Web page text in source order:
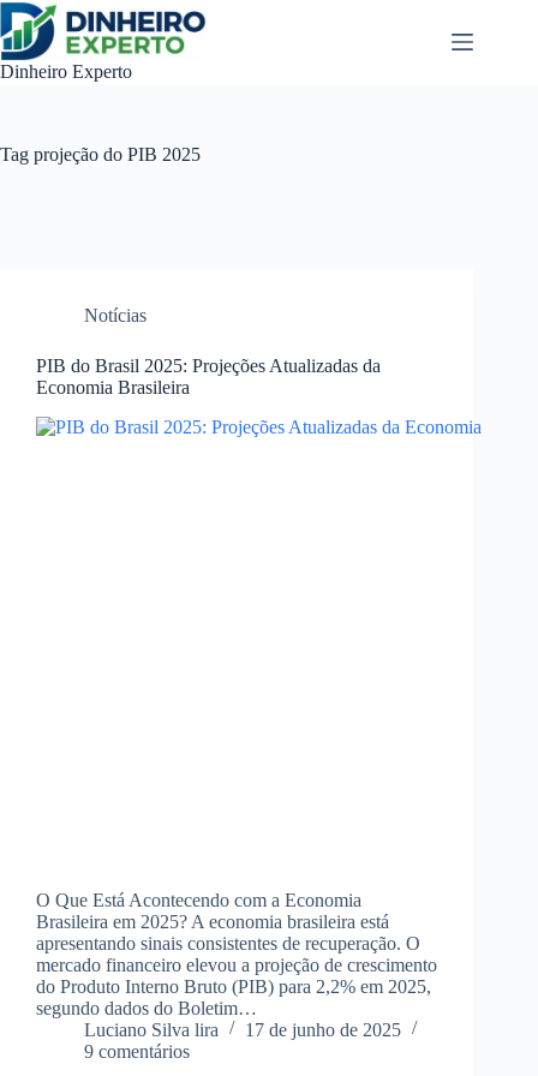
Pular
para
o
conteúdo
Dinheiro Experto
Tag projeção do PIB 2025
Notícias
PIB do Brasil 2025: Projeções Atualizadas da
Economia Brasileira
O Que Está Acontecendo com a Economia
Brasileira em 2025? A economia brasileira está
apresentando sinais consistentes de recuperação. O
mercado financeiro elevou a projeção de crescimento
do Produto Interno Bruto (PIB) para 2,2% em 2025,
segundo dados do Boletim…
Luciano Silva lira
17 de junho de 2025
9 comentários